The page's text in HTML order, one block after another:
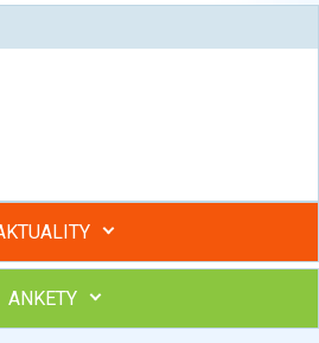
a skupiny v kurzech STOBu
Najděte si odborníka STOBu ve
ANKETY